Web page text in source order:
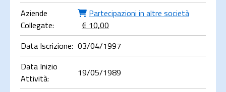
Aziende
Collegate:
Partecipazioni in altre società
€ 10,00
Data Iscrizione: 03/04/1997
Data Inizio
Attività:
19/05/1989